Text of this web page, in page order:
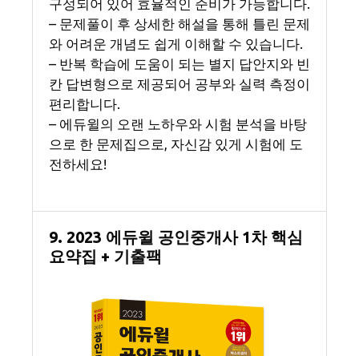
구성되어 있어 효율적인 준비가 가능합니다.
– 문제풀이 후 상세한 해설을 통해 틀린 문제
와 어려운 개념도 쉽게 이해할 수 있습니다.
– 반복 학습에 도움이 되는 별지 답안지와 빈
칸 답변형으로 제공되어 공부와 실력 측정이
편리합니다.
– 에듀윌의 오랜 노하우와 시험 분석을 바탕
으로 한 문제집으로, 자신감 있게 시험에 도
전하세요!
9. 2023 에듀윌 공인중개사 1차 핵심
요약집 + 기출팩